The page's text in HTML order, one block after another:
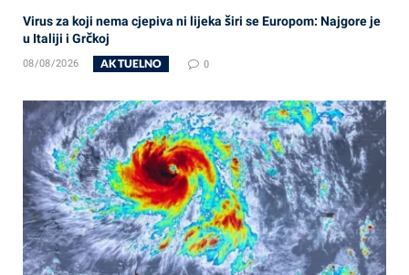
Virus za koji nema cjepiva ni lijeka širi se Europom: Najgore je
u Italiji i Grčkoj
08/08/2026 AKTUELNO 0